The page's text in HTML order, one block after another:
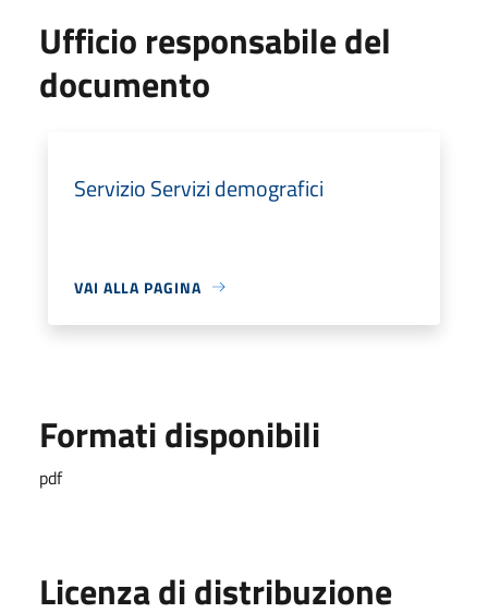
Ufficio responsabile del
documento
Servizio Servizi demografici
VAI ALLA PAGINA
Formati disponibili
pdf
Licenza di distribuzione